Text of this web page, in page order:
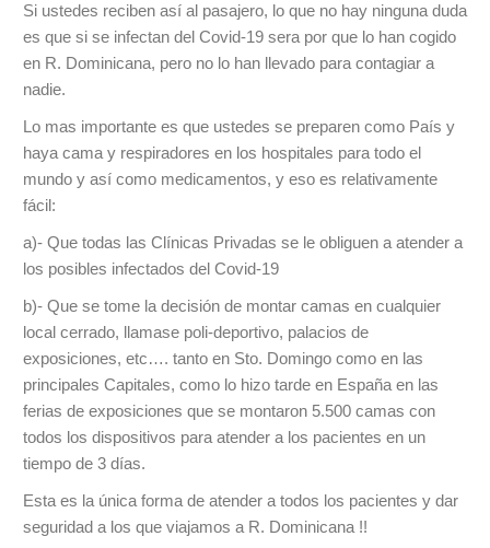
Si ustedes reciben así al pasajero, lo que no hay ninguna duda
es que si se infectan del Covid-19 sera por que lo han cogido
en R. Dominicana, pero no lo han llevado para contagiar a
nadie.
Lo mas importante es que ustedes se preparen como País y
haya cama y respiradores en los hospitales para todo el
mundo y así como medicamentos, y eso es relativamente
fácil:
a)- Que todas las Clínicas Privadas se le obliguen a atender a
los posibles infectados del Covid-19
b)- Que se tome la decisión de montar camas en cualquier
local cerrado, llamase poli-deportivo, palacios de
exposiciones, etc…. tanto en Sto. Domingo como en las
principales Capitales, como lo hizo tarde en España en las
ferias de exposiciones que se montaron 5.500 camas con
todos los dispositivos para atender a los pacientes en un
tiempo de 3 días.
Esta es la única forma de atender a todos los pacientes y dar
seguridad a los que viajamos a R. Dominicana !!